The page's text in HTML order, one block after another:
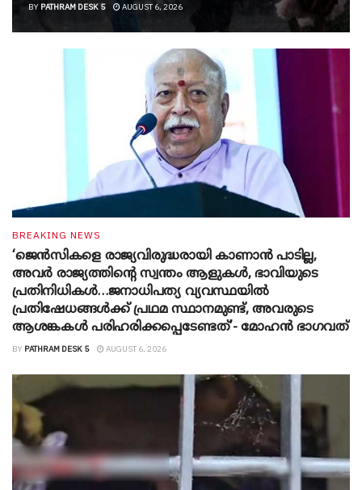
BY PATHRAM DESK 5 AUGUST 6, 2026
BREAKING NEWS
‘ജെൻസികളെ രാജ്യവിരുദ്ധരായി കാണാൻ പാടില്ല,
അവർ രാജ്യത്തിന്റെ സ്വന്തം ആളുകൾ, ഭാവിയുടെ
പ്രതിനിധികൾ…ജനാധിപത്യ വ്യവസ്ഥയിൽ
പ്രതിഷേധങ്ങൾക്ക് പ്രഥമ സ്ഥാനമുണ്ട്, അവരുടെ
ആശങ്കകൾ പരിഹരിക്കപ്പെടേണ്ടത്’- മോഹൻ ഭാ​ഗവത്
BY PATHRAM DESK 5 AUGUST 6, 2026